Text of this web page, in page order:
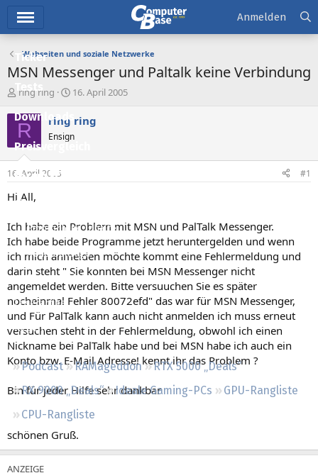
Ticker
Tests
Downloads
Preisvergleich
Forum
Aktuelles
Empfohlene Inhalte
Neue Beiträge
Neueste Aktivitäten
Leserartikel
Regeln
Podcast RAMageddon
RTX 5000 „Deals“
RX 9000 „Deals“
Ideale Gaming-PCs
GPU-Rangliste
CPU-Rangliste
Anmelden
Webseiten und soziale Netzwerke
MSN Messenger und Paltalk keine Verbindung
E
s
t
e
e
ring ring
E
s
e
t
16. April 2005
R ring ring
Ensign
16. April 2005 #1
Hi All,
Ich habe ein Problem mit MSN und PalTalk Messenger.
Ich habe beide Programme jetzt heruntergelden und wenn
ich mich anmelden möchte kommt eine Fehlermeldung und
darin steht " Sie konnten bei MSN Messenger nicht
angemeldet werden. Bitte versuuchen Sie es später
nocheinmal Fehler 80072efd" das war für MSN Messenger,
und Für PalTalk kann auch nicht anmelden ich muss erneut
versuchen steht in der Fehlermeldung, obwohl ich einen
Nickname bei PalTalk habe und bei MSN habe ich auch ein
Konto bzw. E-Mail Adresse! kennt ihr das Problem ?
Bin für jeder Hilfe sehr dankbar
schönen Gruß.